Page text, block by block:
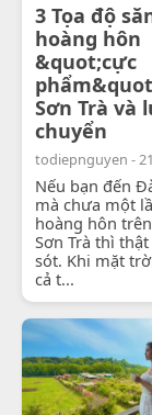
3 Tọa độ
hoàng hôn
&quot;cực
Sơn Trà và
chuyển
todiepnguyen -
Nếu bạn đến
mà chưa một
hoàng hôn
Sơn Trà thì
sót. Khi mặt
cả t...